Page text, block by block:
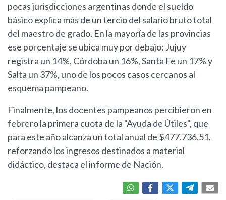
pocas jurisdicciones argentinas donde el sueldo
básico explica más de un tercio del salario bruto total
del maestro de grado. En la mayoría de las provincias
ese porcentaje se ubica muy por debajo: Jujuy
registra un 14%, Córdoba un 16%, Santa Fe un 17% y
Salta un 37%, uno de los pocos casos cercanos al
esquema pampeano.
Finalmente, los docentes pampeanos percibieron en
febrero la primera cuota de la "Ayuda de Útiles", que
para este año alcanza un total anual de $477.736,51,
reforzando los ingresos destinados a material
didáctico, destaca el informe de Nación.